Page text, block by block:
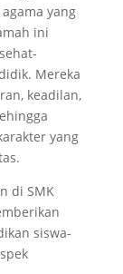
yang
ini
Mereka
keadilan,
yang
di SMK
siswa-